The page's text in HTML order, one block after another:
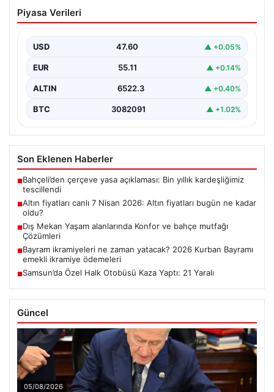
Altın fiyatları canlı 7 Nisan 2026: Altın
fiyatları bugün ne kadar oldu?
Analizi", "content": "Bugün altın…
Piyasa Verileri
USD 47.60 ▲ +0.05%
EUR 55.11 ▲ +0.14%
ALTIN 6522.3 ▲ +0.40%
BTC 3082091 ▲ +1.02%
Son Eklenen Haberler
■Bahçeli’den çerçeve yasa açıklaması: Bin yıllık kardeşliğimiz
tescillendi
■Altın fiyatları canlı 7 Nisan 2026: Altın fiyatları bugün ne kadar
oldu?
■Dış Mekan Yaşam alanlarında Konfor ve bahçe mutfağı
Çözümleri
■Bayram ikramiyeleri ne zaman yatacak? 2026 Kurban Bayramı
emekli ikramiye ödemeleri
■Samsun’da Özel Halk Otobüsü Kaza Yaptı: 21 Yaralı
Güncel
05/08/2026